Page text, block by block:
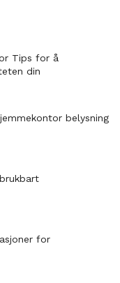
Tips for å
din
belysning
for